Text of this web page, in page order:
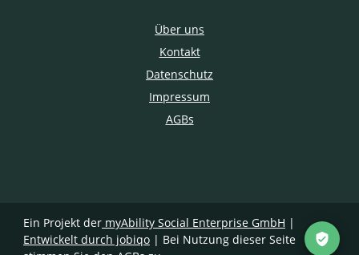
Über uns
Kontakt
Datenschutz
Impressum
AGBs
Ein Projekt der myAbility Social Enterprise GmbH |
Entwickelt durch jobiqo | Bei Nutzung dieser Seite